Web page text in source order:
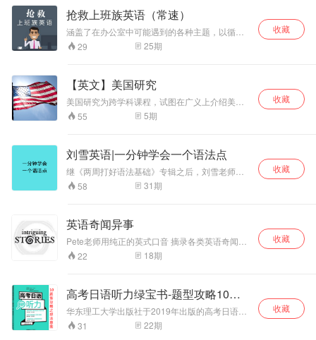
抢救上班族英语（常速）
涵盖了在办公室中可能遇到的各种主题，以循序
渐进的方式，帮助大家学习实用的职场英语
29 25期
收藏
【英文】美国研究
美国研究为跨学科课程，试图在广义上介绍美国
文化和社会的各种复杂性。本课程建立在历史体
系、文学艺术、种族民族的基础上，分析和解读
55 5期
收藏
刘雪英语|一分钟学会一个语法点
继《两周打好语法基础》专辑之后，刘雪老师将
重磅推出《一分钟学会一个语法点》专辑。可以
让学生根据自己对语法的掌握程度，自主选择学
查缺补漏。 适合人群：初中生、高中生、大学
生、准备考研、准备出国留学学生（雅思、托
福、SAT、SSAT、GRE等）
58 31期
收藏
英语奇闻异事
Pete老师用纯正的英式口音 摘录各类英语奇闻异
事 翻译、录制 帮你在拓宽视野的同时 锻炼自己
的听力 潜移默化纠正发音 喜欢就关注我吧！
22 18期
收藏
高考日语听力绿宝书-题型攻略10想
法意图
华东理工大学出版社于2019年出版的高考日语听
力全方位练习教程。本书共分基础巩固篇、题型
攻略篇、实战演习篇三大部分。①基础巩固篇:从
31 22期
收藏